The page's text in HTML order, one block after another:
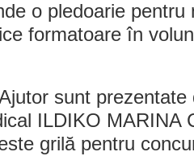
o pledoarie pentru
formatoare în
sunt
ILDIKO MARINA
grilă pentru